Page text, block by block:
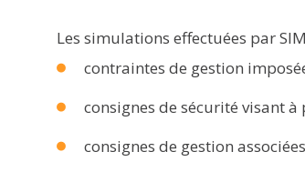
Les simulations effectuées par
contraintes de gestion
consignes de sécurité visant
consignes de gestion